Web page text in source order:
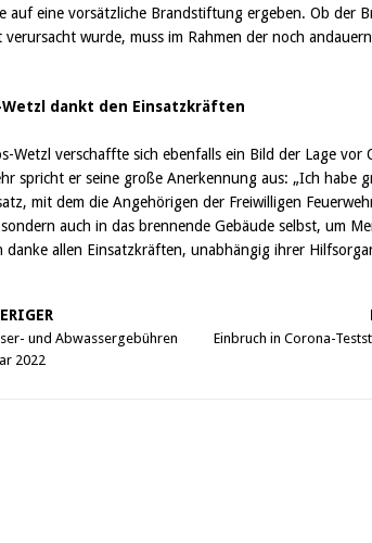
auf eine vorsätzliche Brandstiftung ergeben. Ob der
verursacht wurde, muss im Rahmen der noch
dankt den Einsatzkräften
Wetzl verschaffte sich ebenfalls ein Bild der Lage vor
spricht er seine große Anerkennung aus: „Ich habe
mit dem die Angehörigen der Freiwilligen
auch in das brennende Gebäude selbst, um
danke allen Einsatzkräften, unabhängig ihrer
und Abwassergebühren
2022
Einbruch in Corona-